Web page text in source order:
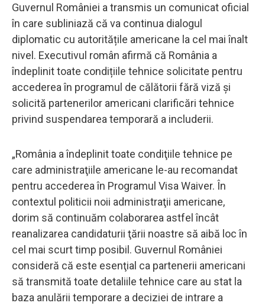
Guvernul României a transmis un comunicat oficial
în care subliniază că va continua dialogul
diplomatic cu autoritățile americane la cel mai înalt
nivel. Executivul român afirmă că România a
îndeplinit toate condițiile tehnice solicitate pentru
accederea în programul de călătorii fără viză și
solicită partenerilor americani clarificări tehnice
privind suspendarea temporară a includerii.
„România a îndeplinit toate condiţiile tehnice pe
care administraţiile americane le-au recomandat
pentru accederea în Programul Visa Waiver. În
contextul politicii noii administraţii americane,
dorim să continuăm colaborarea astfel încât
reanalizarea candidaturii ţării noastre să aibă loc în
cel mai scurt timp posibil. Guvernul României
consideră că este esenţial ca partenerii americani
să transmită toate detaliile tehnice care au stat la
baza anulării temporare a deciziei de intrare a